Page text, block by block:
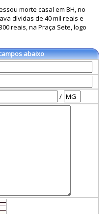
morte casal em BH, no
dívidas de 40 mil reais e
reais, na Praça Sete, logo
abaixo
/